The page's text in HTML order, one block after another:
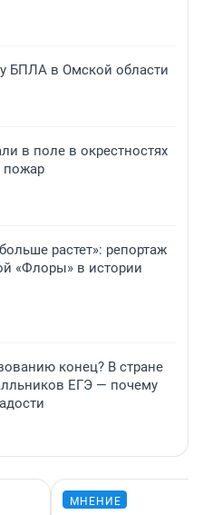
БПЛА в Омской области
в поле в окрестностях
пожар
растет»: репортаж
«Флоры» в истории
конец? В стране
ЕГЭ — почему
МНЕНИЕ